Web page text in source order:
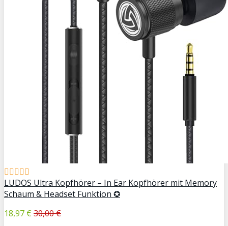
LUDOS Ultra Kopfhörer – In Ear Kopfhörer mit Memory
Schaum & Headset Funktion ✪
18,97 € 30,00 €